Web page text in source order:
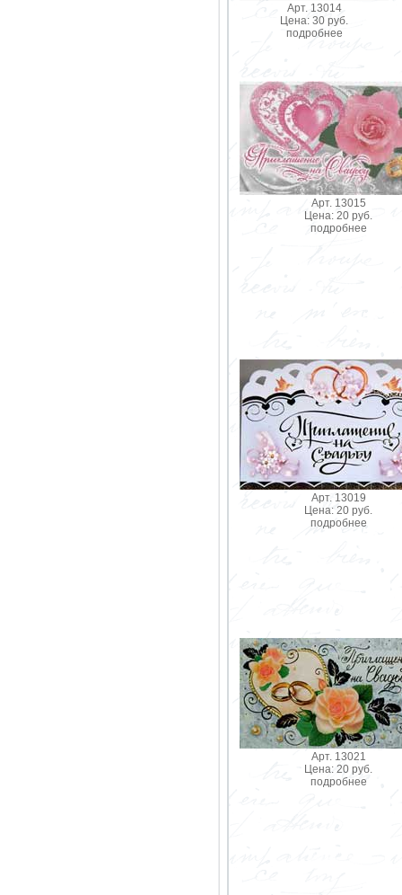
Арт. 13014
Цена: 30 руб.
подробнее
Арт. 13015
Цена: 20 руб.
подробнее
Арт. 13019
Цена: 20 руб.
подробнее
Арт. 13021
Цена: 20 руб.
подробнее